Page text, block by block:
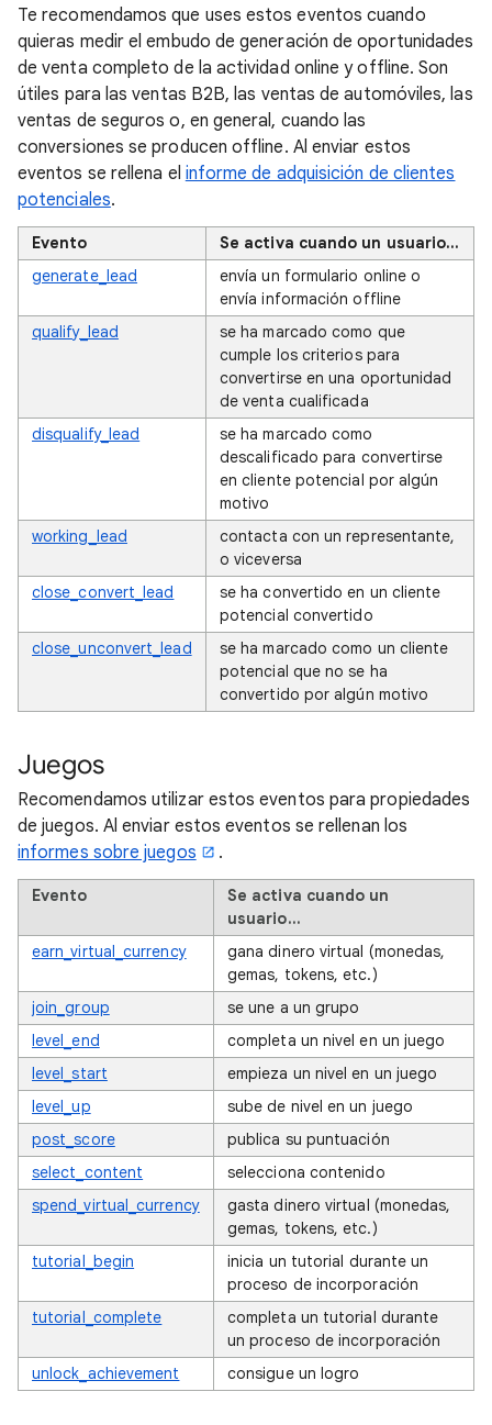
Te recomendamos que uses estos eventos cuando
quieras medir el embudo de generación de oportunidades
de venta completo de la actividad online y offline. Son
útiles para las ventas B2B, las ventas de automóviles, las
ventas de seguros o, en general, cuando las
conversiones se producen offline. Al enviar estos
eventos se rellena el informe de adquisición de clientes
potenciales.
Evento
Se activa cuando un usuario...
generate_lead
envía un formulario online o
envía información offline
qualify_lead
se ha marcado como que
cumple los criterios para
convertirse en una oportunidad
de venta cualificada
disqualify_lead
se ha marcado como
descalificado para convertirse
en cliente potencial por algún
motivo
working_lead
contacta con un representante,
o viceversa
close_convert_lead
se ha convertido en un cliente
potencial convertido
close_unconvert_lead
se ha marcado como un cliente
potencial que no se ha
convertido por algún motivo
Juegos
Recomendamos utilizar estos eventos para propiedades
de juegos. Al enviar estos eventos se rellenan los
informes sobre juegos
.
Evento
Se activa cuando un
usuario…
earn_virtual_currency
gana dinero virtual (monedas,
gemas, tokens, etc.)
join_group
se une a un grupo
level_end
completa un nivel en un juego
level_start
empieza un nivel en un juego
level_up
sube de nivel en un juego
post_score
publica su puntuación
select_content
selecciona contenido
spend_virtual_currency
gasta dinero virtual (monedas,
gemas, tokens, etc.)
tutorial_begin
inicia un tutorial durante un
proceso de incorporación
tutorial_complete
completa un tutorial durante
un proceso de incorporación
unlock_achievement
consigue un logro